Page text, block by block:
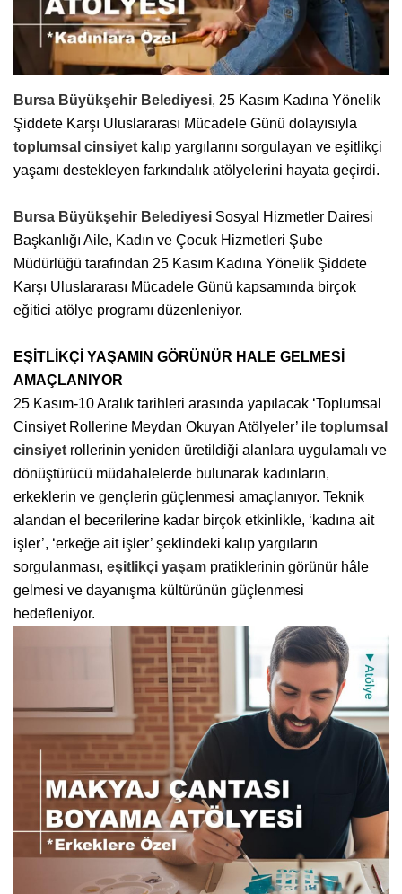
Bursa Büyükşehir Belediyesi, 25 Kasım Kadına Yönelik
Şiddete Karşı Uluslararası Mücadele Günü dolayısıyla
toplumsal cinsiyet kalıp yargılarını sorgulayan ve eşitlikçi
yaşamı destekleyen farkındalık atölyelerini hayata geçirdi.
Bursa Büyükşehir Belediyesi Sosyal Hizmetler Dairesi
Başkanlığı Aile, Kadın ve Çocuk Hizmetleri Şube
Müdürlüğü tarafından 25 Kasım Kadına Yönelik Şiddete
Karşı Uluslararası Mücadele Günü kapsamında birçok
eğitici atölye programı düzenleniyor.
EŞİTLİKÇİ YAŞAMIN GÖRÜNÜR HALE GELMESİ
AMAÇLANIYOR
25 Kasım-10 Aralık tarihleri arasında yapılacak ‘Toplumsal
Cinsiyet Rollerine Meydan Okuyan Atölyeler’ ile toplumsal
cinsiyet rollerinin yeniden üretildiği alanlara uygulamalı ve
dönüştürücü müdahalelerde bulunarak kadınların,
erkeklerin ve gençlerin güçlenmesi amaçlanıyor. Teknik
alandan el becerilerine kadar birçok etkinlikle, ‘kadına ait
işler’, ‘erkeğe ait işler’ şeklindeki kalıp yargıların
sorgulanması, eşitlikçi yaşam pratiklerinin görünür hâle
gelmesi ve dayanışma kültürünün güçlenmesi
hedefleniyor.